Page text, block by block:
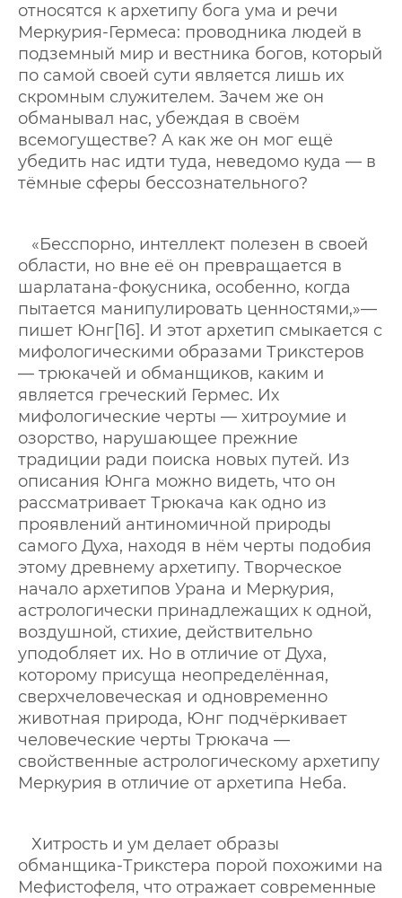
относятся к архетипу бога ума и речи
Меркурия-Гермеса: проводника людей в
подземный мир и вестника богов, который
по самой своей сути является лишь их
скромным служителем. Зачем же он
обманывал нас, убеждая в своём
всемогуществе? А как же он мог ещё
убедить нас идти туда, неведомо куда — в
тёмные сферы бессознательного?
«Бесспорно, интеллект полезен в своей
области, но вне её он превращается в
шарлатана-фокусника, особенно, когда
пытается манипулировать ценностями,»—
пишет Юнг[16]. И этот архетип смыкается с
мифологическими образами Трикстеров
— трюкачей и обманщиков, каким и
является греческий Гермес. Их
мифологические черты — хитроумие и
озорство, нарушающее прежние
традиции ради поиска новых путей. Из
описания Юнга можно видеть, что он
рассматривает Трюкача как одно из
проявлений антиномичной природы
самого Духа, находя в нём черты подобия
этому древнему архетипу. Творческое
начало архетипов Урана и Меркурия,
астрологически принадлежащих к одной,
воздушной, стихие, действительно
уподобляет их. Но в отличие от Духа,
которому присуща неопределённая,
сверхчеловеческая и одновременно
животная природа, Юнг подчёркивает
человеческие черты Трюкача —
свойственные астрологическому архетипу
Меркурия в отличие от архетипа Неба.
Хитрость и ум делает образы
обманщика-Трикстера порой похожими на
Мефистофеля, что отражает современные